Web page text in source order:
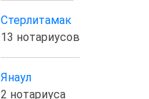
Стерлитамак
13 нотариусов
Янаул
2 нотариуса